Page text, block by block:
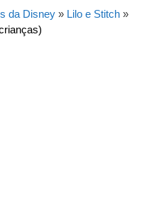
da Disney» Lilo e Stitch»